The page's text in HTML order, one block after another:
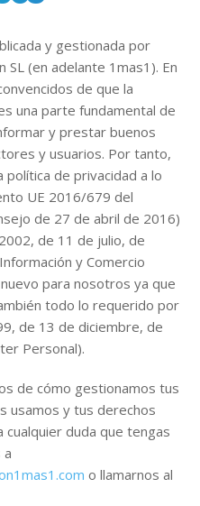
y gestionada por
SL (en adelante 1mas1). En
de que la
una parte fundamental de
y prestar buenos
y usuarios. Por tanto,
de privacidad a lo
UE 2016/679 del
de 27 de abril de 2016)
de 11 de julio, de
y Comercio
para nosotros ya que
todo lo requerido por
de 13 de diciembre, de
Personal).
de cómo gestionamos tus
usamos y tus derechos
duda que tengas
a
o llamarnos al